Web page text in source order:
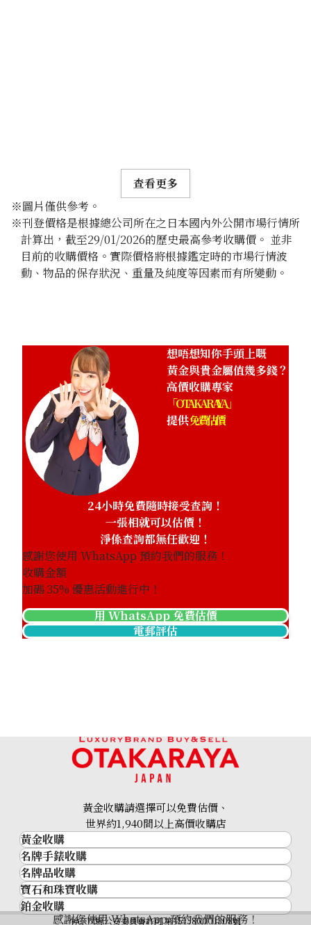
24K gold (K24) sake set
24k gold (K24) gold wire
HKD 42,053.1
查看更多
※圖片僅供參考。
※刊登價格是根據總公司所在之日本國內外公開市場行情所
計算出，截至29/01/2026的歷史最高參考收購價。 並非
目前的收購價格。實際價格將根據鑑定時的市場行情波
動、物品的保存狀況、重量及純度等因素而有所變動。
想唔想知你手頭上嘅
黃金與貴金屬值幾多錢？
高價收購專家
「OTAKARAYA」
提供免費估價
24小時免費隨時接受查詢！
一張相就可以估價！
淨係查詢都無任歡迎！
感謝您使用 WhatsApp 預約我們的服務！
收購金額
加碼35% 優惠活動進行中！
用 WhatsApp 免費估價
電郵評估
感謝您使用 WhatsApp 預約我們的服務！
黃金收購請選擇可以免費估價、
世界約1,940間以上高價收購店
黃金收購
黃金･金條
金條
金幣及銀幣
過去十年黃金價格
名牌手錶收購
名牌手錶收購
勞力士 (Rolex)
Patek Philippe
名牌品收購
名牌品收購
HERMES
寶石和珠寶收購
寶石和珠寶
鉑金收購
神奈川縣公安委員會許可 第451380001308號